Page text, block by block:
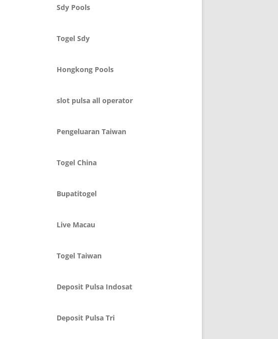
Sdy Pools
Togel Sdy
Hongkong Pools
slot pulsa all operator
Pengeluaran Taiwan
Togel China
Bupatitogel
Live Macau
Togel Taiwan
Deposit Pulsa Indosat
Deposit Pulsa Tri